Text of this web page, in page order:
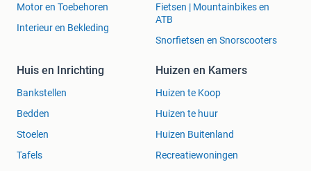
Motor en Toebehoren
Interieur en Bekleding
Fietsen | Mountainbikes en
ATB
Snorfietsen en Snorscooters
Huis en Inrichting
Bankstellen
Bedden
Stoelen
Tafels
Huizen en Kamers
Huizen te Koop
Huizen te huur
Huizen Buitenland
Recreatiewoningen